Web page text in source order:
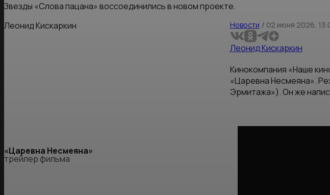
Звезды «Слова пацана» воссоединились в новом проекте.
Леонид Кискаркин
Новости / 02 июня 2026,
Леонид Кискаркин
Кинокомпания «Наше
«Царевна Несмеяна».
Эрмитажа»). Он же
«Царевна Несмеяна»
трейлер фильма